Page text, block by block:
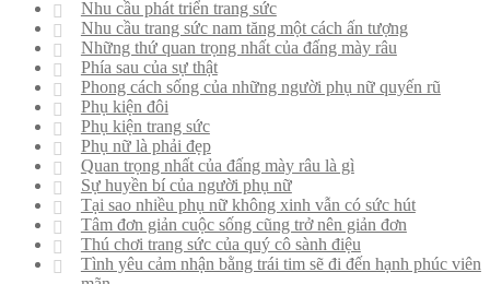
Nhu cầu phát triển trang sức
Nhu cầu trang sức nam tăng một cách ấn tượng
Những thứ quan trọng nhất của đấng mày râu
Phía sau của sự thật
Phong cách sống của những người phụ nữ quyến rũ
Phụ kiện đôi
Phụ kiện trang sức
Phụ nữ là phải đẹp
Quan trọng nhất của đấng mày râu là gì
Sự huyền bí của người phụ nữ
Tại sao nhiều phụ nữ không xinh vẫn có sức hút
Tâm đơn giản cuộc sống cũng trở nên giản đơn
Thú chơi trang sức của quý cô sành điệu
Tình yêu cảm nhận bằng trái tim sẽ đi đến hạnh phúc viên